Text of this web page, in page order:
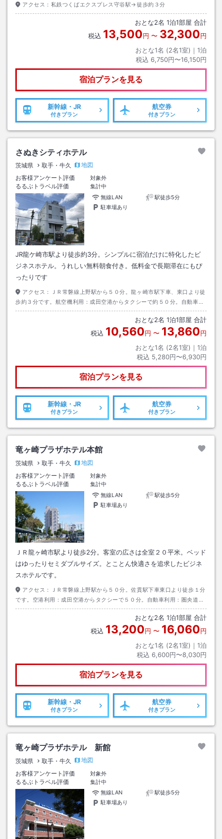
アクセス： 私鉄つくばエクスプレス守谷駅→徒歩約３分
おとな2名 1泊1部屋 合計
税込 13,500円 〜 32,300円
おとな1名 (2名1室)｜ 1泊
税込 6,750円〜16,150円
宿泊プランを見る
新幹線・JR
付きプラン
航空券
付きプラン
さぬきシティホテル
茨城県 取手・牛久
地図
お客様アンケート評価
対象外
るるぶトラベル評価
集計中
無線LAN
駅徒歩5分
駐車場あり
JR龍ケ崎市駅より徒歩約3分。シンプルに宿泊だけに特化したビ
ジネスホテル。うれしい無料朝食付き。低料金で長期滞在にもぴ
ったりです
アクセス：
ＪＲ常磐線上野駅から５０分。龍ヶ崎市駅下車、東口より徒
歩約３分です。航空機利用：成田空港からタクシーで約５０分。自動車利
用：圏央道・牛久阿見ＩＣから約２０分。
おとな2名 1泊1部屋 合計
税込 10,560円 〜 13,860円
おとな1名 (2名1室)｜ 1泊
税込 5,280円〜6,930円
宿泊プランを見る
新幹線・JR
付きプラン
航空券
付きプラン
竜ヶ崎プラザホテル本館
茨城県 取手・牛久
地図
お客様アンケート評価
対象外
るるぶトラベル評価
集計中
無線LAN
駅徒歩5分
駐車場あり
ＪＲ龍ヶ崎市駅より徒歩2分。客室の広さは全室２０平米。ベッド
はゆったりセミダブルサイズ。とことん快適さを追求したビジネ
スホテルです。
アクセス：
ＪＲ常磐線上野駅から５０分。佐貫駅下車東口より徒歩１分
です。空港利用：成田空港からタクシーで５０分。自動車利用：圏央道牛
久・つくばＩＣから３０分。
おとな2名 1泊1部屋 合計
税込 13,200円 〜 16,060円
おとな1名 (2名1室)｜ 1泊
税込 6,600円〜8,030円
宿泊プランを見る
新幹線・JR
付きプラン
航空券
付きプラン
竜ヶ崎プラザホテル 新館
茨城県 取手・牛久
地図
お客様アンケート評価
対象外
るるぶトラベル評価
集計中
無線LAN
駅徒歩5分
駐車場あり